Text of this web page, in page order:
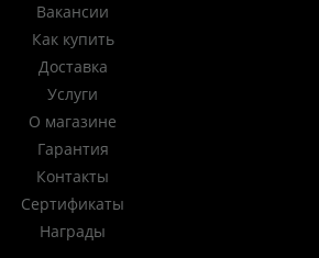
Вакансии
Как купить
Доставка
Услуги
О магазине
Гарантия
Контакты
Сертификаты
Награды